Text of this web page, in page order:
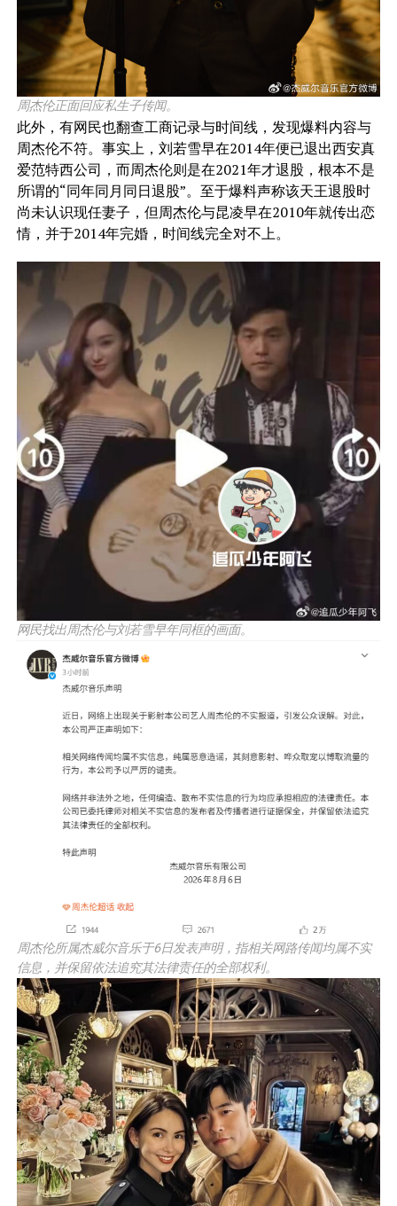
周杰伦正面回应私生子传闻。
此外，有网民也翻查工商记录与时间线，发现爆料内容与
周杰伦不符。事实上，刘若雪早在2014年便已退出西安真
爱范特西公司，而周杰伦则是在2021年才退股，根本不是
所谓的“同年同月同日退股”。至于爆料声称该天王退股时
尚未认识现任妻子，但周杰伦与昆凌早在2010年就传出恋
情，并于2014年完婚，时间线完全对不上。
网民找出周杰伦与刘若雪早年同框的画面。
周杰伦所属杰威尔音乐于6日发表声明，指相关网路传闻均属不实
信息，并保留依法追究其法律责任的全部权利。